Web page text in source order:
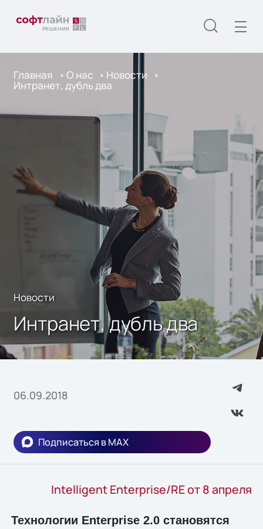
Главная О нас Новости
Интранет, дубль два
Новости
Интранет, дубль два
06.09.2018
Подписаться в MAX
Intelligent Enterprise/RE от 8 апреля
Технологии Enterprise 2.0 становятся